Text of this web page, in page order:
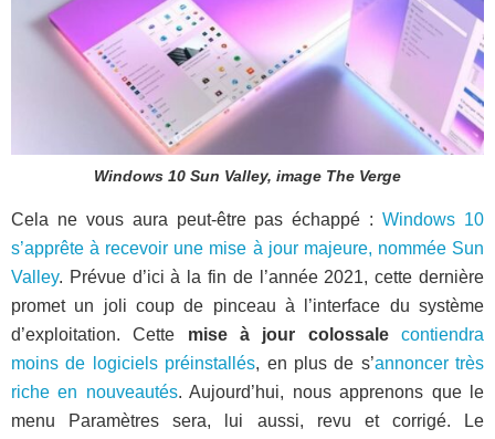
Windows 10 Sun Valley, image The Verge
Cela ne vous aura peut-être pas échappé :Windows 10
s’apprête à recevoir une mise à jour majeure, nommée Sun
Valley. Prévue d’ici à la fin de l’année 2021, cette dernière
promet un joli coup de pinceau à l’interface du système
d’exploitation. Cette mise à jour colossalecontiendra
moins de logiciels préinstallés, en plus de s’annoncer très
riche en nouveautés. Aujourd’hui, nous apprenons que le
menu Paramètres sera, lui aussi, revu et corrigé. Le